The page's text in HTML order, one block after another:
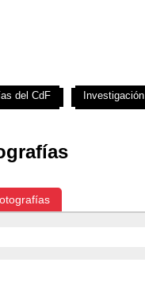
del CdF Investigación